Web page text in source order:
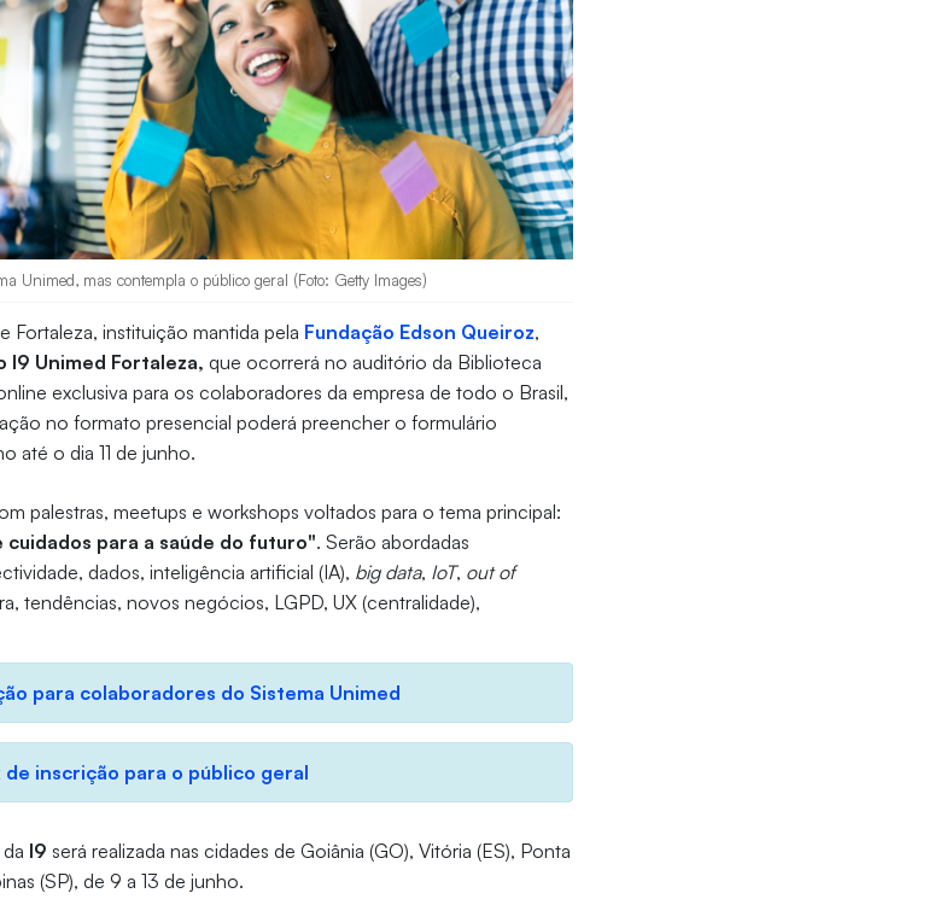
Unimed, mas contempla o público geral (Foto: Getty Images)
Fortaleza, instituição mantida pela Fundação Edson Queiroz,
I9 Unimed Fortaleza, que ocorrerá no auditório da Biblioteca
exclusiva para os colaboradores da empresa de todo o Brasil,
no formato presencial poderá preencher o formulário
até o dia 11 de junho.
palestras, meetups e workshops voltados para o tema principal:
para a saúde do futuro". Serão abordadas
dados, inteligência artificial (IA), big data, IoT, out of
tendências, novos negócios, LGPD, UX (centralidade),
para colaboradores do Sistema Unimed
de inscrição para o público geral
I9 será realizada nas cidades de Goiânia (GO), Vitória (ES), Ponta
(SP), de 9 a 13 de junho.